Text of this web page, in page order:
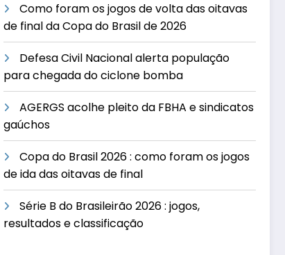
Como foram os jogos de volta das oitavas
de final da Copa do Brasil de 2026
Defesa Civil Nacional alerta população
para chegada do ciclone bomba
AGERGS acolhe pleito da FBHA e sindicatos
gaúchos
Copa do Brasil 2026 : como foram os jogos
de ida das oitavas de final
Série B do Brasileirão 2026 : jogos,
resultados e classificação